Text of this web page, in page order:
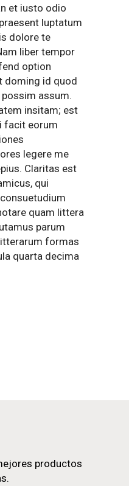
et iusto odio
luptatum
dolore te
liber tempor
option
doming id quod
assum.
insitam; est
facit eorum
legere me
Claritas est
qui
quam littera
parum
formas
quarta decima
productos